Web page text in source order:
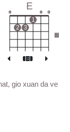
E
o
2 3
1
o o
gio xuan da ve